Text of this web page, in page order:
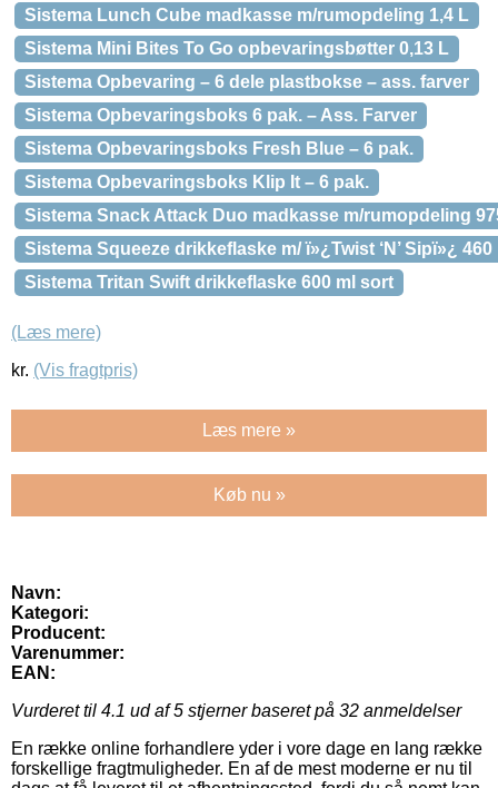
Sistema Lunch Cube madkasse m/rumopdeling 1,4 L
Sistema Mini Bites To Go opbevaringsbøtter 0,13 L
Sistema Opbevaring – 6 dele plastbokse – ass. farver
Sistema Opbevaringsboks 6 pak. – Ass. Farver
Sistema Opbevaringsboks Fresh Blue – 6 pak.
Sistema Opbevaringsboks Klip It – 6 pak.
Sistema Snack Attack Duo madkasse m/rumopdeling
Sistema Squeeze drikkeflaske m/ ï»¿Twist ‘N’ Sipï»¿ 460
Sistema Tritan Swift drikkeflaske 600 ml sort
(Læs mere)
kr. (Vis fragtpris)
Læs mere »
Køb nu »
Navn:
Kategori:
Producent:
Varenummer:
EAN:
Vurderet til 4.1 ud af 5 stjerner baseret på 32 anmeldelser
En række online forhandlere yder i vore dage en lang række
forskellige fragtmuligheder. En af de mest moderne er nu til